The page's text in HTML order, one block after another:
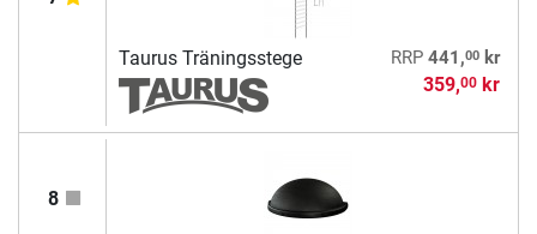
Taurus Träningsstege RRP 441,00kr
359,00kr
8